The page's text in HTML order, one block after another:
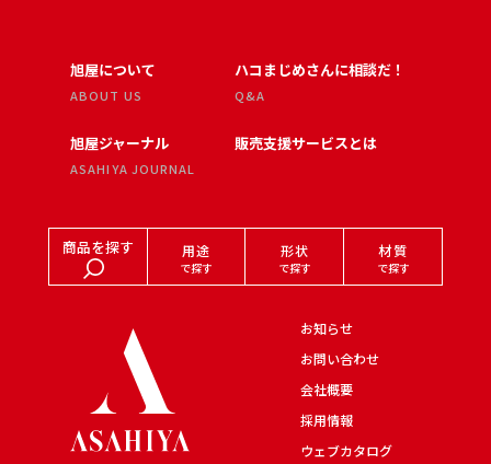
旭屋について
ABOUT US
旭屋ジャーナル
ASAHIYA JOURNAL
ハコまじめさんに相談だ！
Q&A
販売支援サービスとは
商品を探す 用途
で探す
形状
で探す
材質
で探す
お知らせ
お問い合わせ
会社概要
採用情報
ウェブカタログ